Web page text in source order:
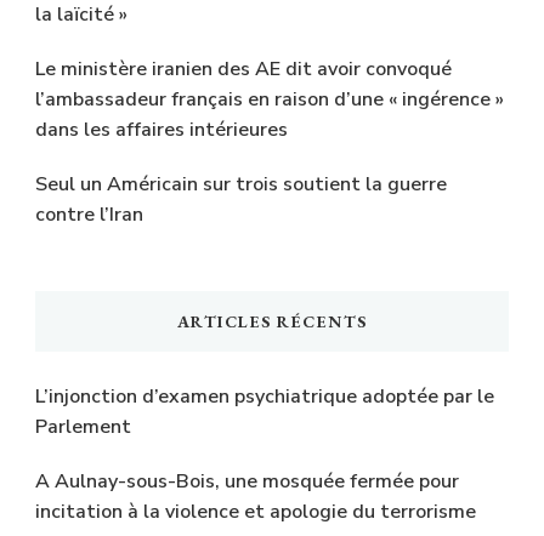
la laïcité »
Le ministère iranien des AE dit avoir convoqué
l’ambassadeur français en raison d’une « ingérence »
dans les affaires intérieures
Seul un Américain sur trois soutient la guerre
contre l’Iran
ARTICLES RÉCENTS
L’injonction d’examen psychiatrique adoptée par le
Parlement
A Aulnay-sous-Bois, une mosquée fermée pour
incitation à la violence et apologie du terrorisme